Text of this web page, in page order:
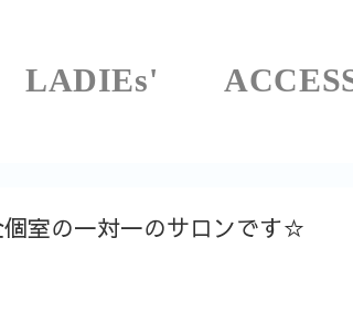
LADIEs'
室の一対一のサロンです☆